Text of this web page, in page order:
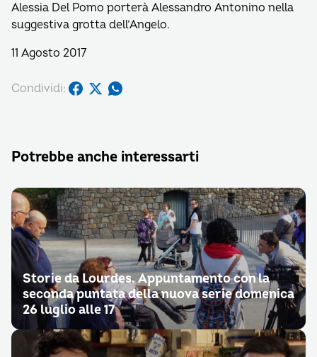
Alessia Del Pomo porterà Alessandro Antonino nella
suggestiva grotta dell’Angelo.
11 Agosto 2017
Condividi:
Potrebbe anche interessarti
Storie da Lourdes. Appuntamento con la
seconda puntata della nuova serie domenica
26 luglio alle 17